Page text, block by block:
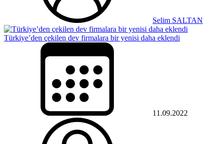
Selim SALTAN
Türkiye’den çekilen dev firmalara bir yenisi daha eklendi
11.09.2022